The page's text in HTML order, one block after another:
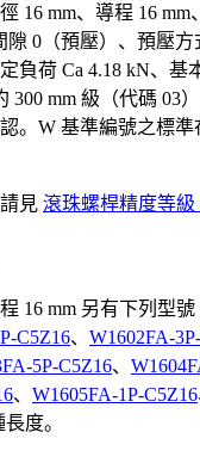
16 mm、導程 16 mm
隙 0（預壓）、預壓
負荷 Ca 4.18 kN、基
300 mm 級（代碼 03
。W 基準編號之標準
見 滾珠螺桿精度等級
16 mm 另有下列型
C5Z16、 W1602FA-
5P-C5Z16、
、 W1605FA-1P-C5Z16
度。